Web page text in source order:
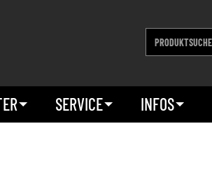
SERVICE INFOS